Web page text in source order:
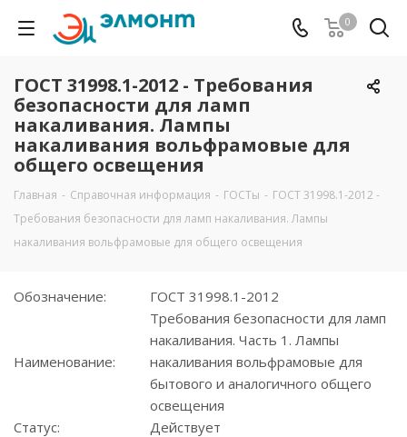
0
ГОСТ 31998.1-2012 - Требования
безопасности для ламп
накаливания. Лампы
накаливания вольфрамовые для
общего освещения
Главная - Справочная информация - ГОСТы - ГОСТ 31998.1-2012 -
Требования безопасности для ламп накаливания. Лампы
накаливания вольфрамовые для общего освещения
Обозначение: ГОСТ 31998.1-2012
Наименование:
Требования безопасности для ламп
накаливания. Часть 1. Лампы
накаливания вольфрамовые для
бытового и аналогичного общего
освещения
Статус:
Действует